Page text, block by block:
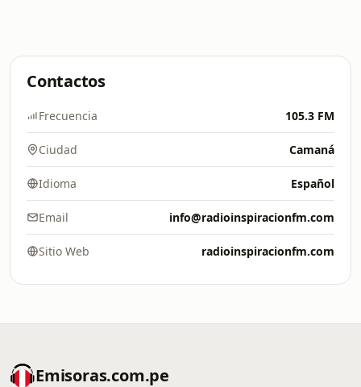
Contactos
Frecuencia 105.3 FM
Ciudad Camaná
Idioma Español
Email info@radioinspiracionfm.com
Sitio Web radioinspiracionfm.com
Emisoras.com.pe